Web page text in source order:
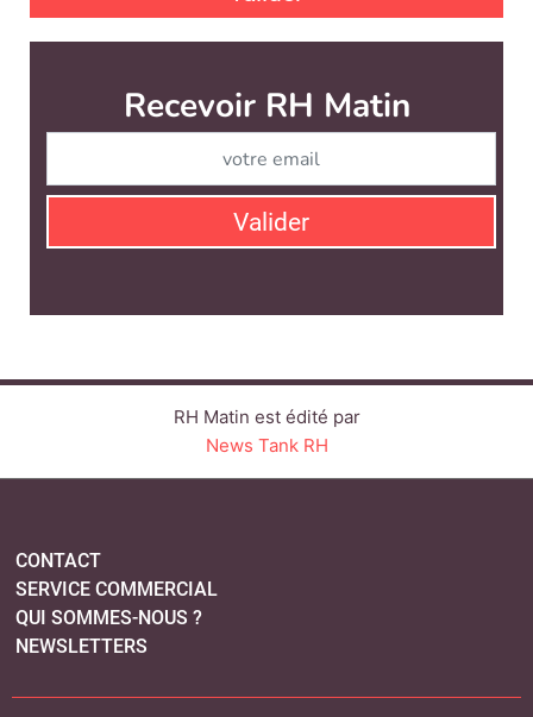
Recevoir RH Matin
Valider
RH Matin est édité par
News Tank RH
CONTACT
SERVICE COMMERCIAL
QUI SOMMES-NOUS ?
NEWSLETTERS